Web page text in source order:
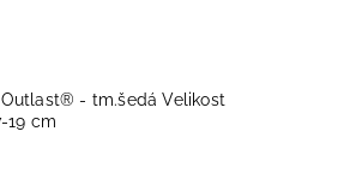
- tm.šedá Velikost
19 cm